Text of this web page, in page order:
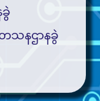
သနဌာနခွဲ